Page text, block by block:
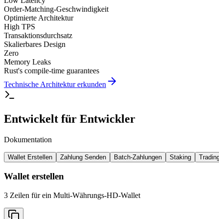
Order-Matching-Geschwindigkeit
Optimierte Architektur
High TPS
Transaktionsdurchsatz
Skalierbares Design
Zero
Memory Leaks
Rust's compile-time guarantees
Technische Architektur erkunden
Entwickelt für Entwickler
Dokumentation
Wallet Erstellen Zahlung Senden Batch-Zahlungen Staking
Wallet erstellen
3 Zeilen für ein Multi-Währungs-HD-Wallet